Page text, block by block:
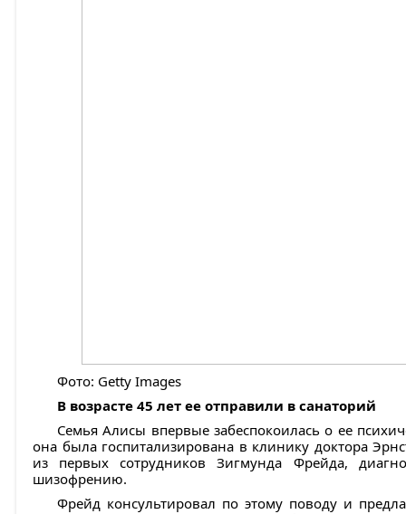
Фото: Getty Images
В возрасте 45 лет ее отправили в санаторий
Семья Алисы впервые забеспокоилась о ее
она была госпитализирована в клинику доктора
из первых сотрудников Зигмунда Фрейда,
шизофрению.
Фрейд консультировал по этому поводу и